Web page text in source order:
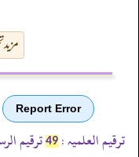
Report Error
ترقیم العلمیہ : 49 ترقیم